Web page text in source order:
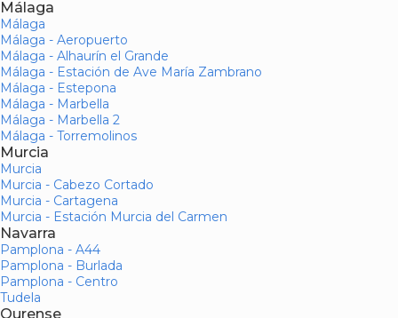
Málaga
Málaga
Málaga - Aeropuerto
Málaga - Alhaurín el Grande
Málaga - Estación de Ave María Zambrano
Málaga - Estepona
Málaga - Marbella
Málaga - Marbella 2
Málaga - Torremolinos
Murcia
Murcia
Murcia - Cabezo Cortado
Murcia - Cartagena
Murcia - Estación Murcia del Carmen
Navarra
Pamplona - A44
Pamplona - Burlada
Pamplona - Centro
Tudela
Ourense